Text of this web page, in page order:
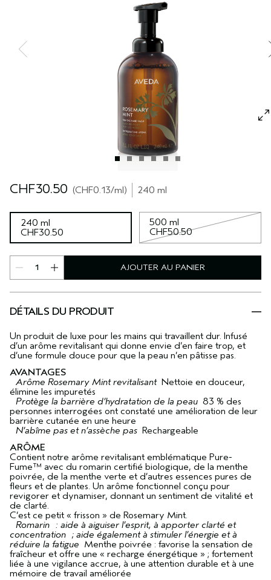
SÉRUM POUR LES CHEVEUX
TOUTES LES COLLECTIONS
CHF30.50 CHF0.13/ml 240 ml
240 ml
CHF30.50
500 ml
CHF50.50
AJOUTER AU PANIER
DÉTAILS DU PRODUIT
Un produit de luxe pour les mains qui travaillent dur. Infusé
d’un arôme revitalisant qui donne envie d’en faire trop, et
d’une formule douce pour que la peau n’en pâtisse pas.
AVANTAGES
Arôme Rosemary Mint revitalisant Nettoie en douceur,
élimine les impuretés
Protège la barrière d’hydratation de la peau 83 % des
personnes interrogées ont constaté une amélioration de leur
barrière cutanée en une heure
N’abîme pas et n’assèche pas Rechargeable
ARÔME
Contient notre arôme revitalisant emblématique Pure-
Fume™ avec du romarin certifié biologique, de la menthe
poivrée, de la menthe verte et d’autres essences pures de
fleurs et de plantes. Un arôme fonctionnel conçu pour
revigorer et dynamiser, donnant un sentiment de vitalité et
de clarté.
C’est ce petit « frisson » de Rosemary Mint.
Romarin : aide à aiguiser l’esprit, à apporter clarté et
concentration ; aide également à stimuler l’énergie et à
réduire la fatigue Menthe poivrée : favorise la sensation de
fraîcheur et offre une « recharge énergétique » ; fortement
liée à une vigilance accrue, à une attention durable et à une
mémoire de travail améliorée